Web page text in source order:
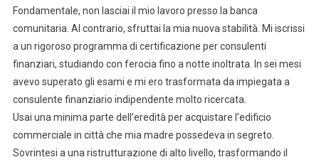
Fondamentale, non lasciai il mio lavoro presso la banca
comunitaria. Al contrario, sfruttai la mia nuova stabilità. Mi iscrissi
a un rigoroso programma di certificazione per consulenti
finanziari, studiando con ferocia fino a notte inoltrata. In sei mesi
avevo superato gli esami e mi ero trasformata da impiegata a
consulente finanziario indipendente molto ricercata.
Usai una minima parte dell’eredità per acquistare l’edificio
commerciale in città che mia madre possedeva in segreto.
Sovrintesi a una ristrutturazione di alto livello, trasformando il